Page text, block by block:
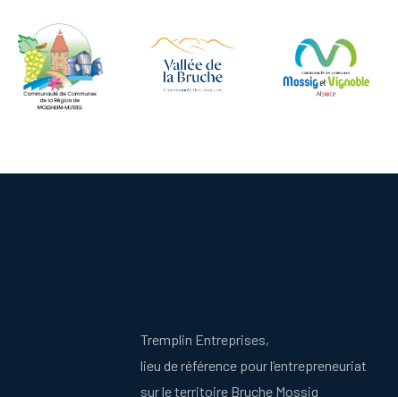
Tremplin Entreprises,
lieu de référence pour l’entrepreneuriat
sur le territoire Bruche Mossig